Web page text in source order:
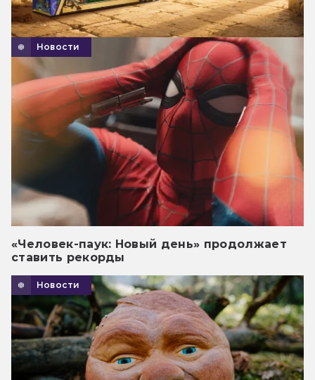
Новости
«Человек-паук: Новый день» продолжает
ставить рекорды
Новости